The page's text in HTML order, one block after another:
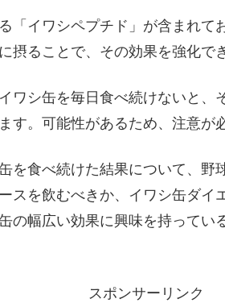
「イワシペプチド」が含まれて
摂ることで、その効果を強化で
ワシ缶を毎日食べ続けないと、
す。可能性があるため、注意が
を食べ続けた結果について、野
スを飲むべきか、イワシ缶ダイ
の幅広い効果に興味を持ってい
スポンサーリンク